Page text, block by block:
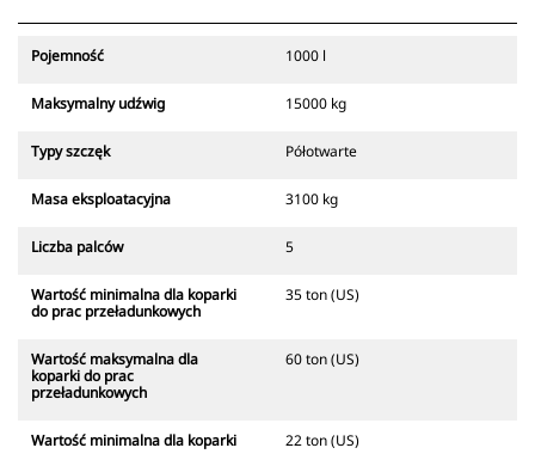
Pojemność 1000 l
Maksymalny udźwig 15000 kg
Typy szczęk Półotwarte
Masa eksploatacyjna 3100 kg
Liczba palców 5
Wartość minimalna dla koparki
do prac przeładunkowych
35 ton (US)
Wartość maksymalna dla
koparki do prac
przeładunkowych
60 ton (US)
Wartość minimalna dla koparki 22 ton (US)